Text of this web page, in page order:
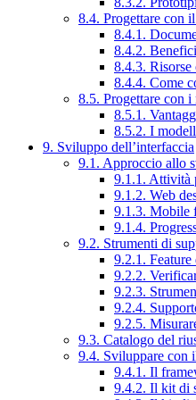
8.4. Progettare con
8.4.1.
8.4.2.
8.4.3. Risorse
8.4.4. Come
8.5. Progettare con
8.5.1.
8.5.2. I
9. Sviluppo dell’interfaccia
9.1. Approccio allo
9.1.1. Attività
9.1.2. Web
9.1.3. Mobile
9.1.4.
9.2. Strumenti di
9.2.1. Feature
9.2.2.
9.2.3.
9.2.4.
9.2.5.
9.3. Catalogo del
9.4. Sviluppare con
9.4.1. Il
9.4.2. Il kit di